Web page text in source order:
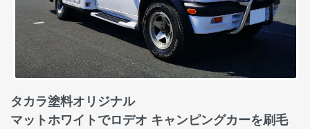
タカラ塗料オリジナル
マットホワイトでロデオ キャンピングカーを刷毛